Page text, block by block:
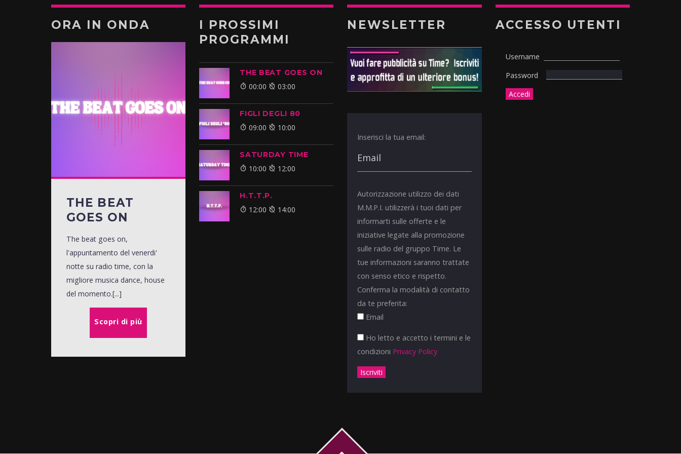
ORA IN ONDA
THE BEAT
GOES ON
The beat goes on,
l'appuntamento del venerdi'
notte su radio time, con la
migliore musica dance, house
del momento.[...]
Scopri di più
I PROSSIMI
PROGRAMMI
THE BEAT GOES ON
00:00 03:00
FIGLI DEGLI 80
09:00 10:00
SATURDAY TIME
10:00 12:00
H.T.T.P.
12:00 14:00
NEWSLETTER
Inserisci la tua email:
Autorizzazione utilizzo dei dati
M.M.P.I. utilizzerà i tuoi dati per
informarti sulle offerte e le
iniziative legate alla promozione
sulle radio del gruppo Time. Le
tue informazioni saranno trattate
con senso etico e rispetto.
Conferma la modalità di contatto
da te preferita:
Email
Ho letto e accetto i termini e le
condizioni Privacy Policy
ACCESSO UTENTI
Username
Password